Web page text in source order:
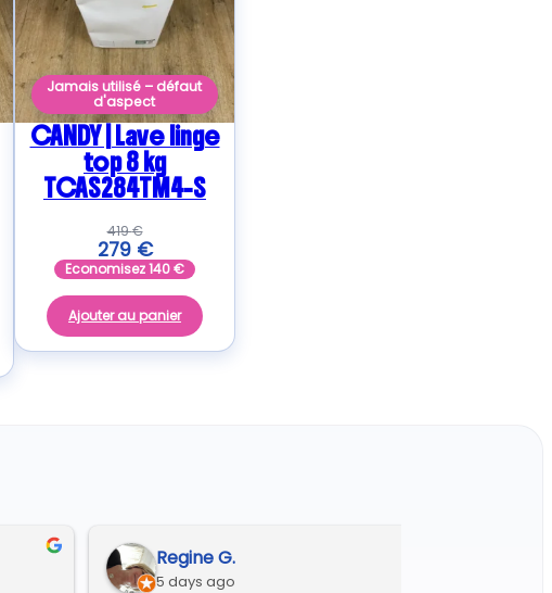
Jamais utilisé – défaut
d'aspect
CANDY | Lave linge
top 8 kg
TCAS284TM4-S
419€
279 €
Economisez140€
Ajouter au panier
André A.
6 days ago